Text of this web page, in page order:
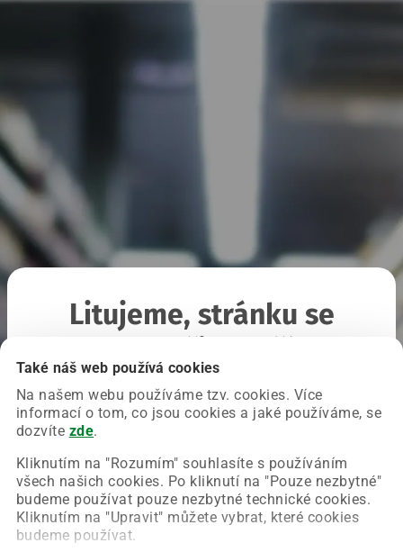
Také náš web používá cookies
Na našem webu používáme tzv. cookies. Více
informací o tom, co jsou cookies a jaké používáme, se
dozvíte zde.
Kliknutím na "Rozumím" souhlasíte s používáním
všech našich cookies. Po kliknutí na "Pouze nezbytné"
budeme používat pouze nezbytné technické cookies.
Kliknutím na "Upravit" můžete vybrat, které cookies
budeme používat.
Litujeme, stránku se
Chyba nastala na naší straně a už ji opravujeme.
Zkuste prosím znovu načíst požadovanou stránku.
Obnovit stránku Úvodní strana